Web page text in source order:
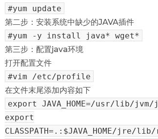
#yum update
第二步：安装系统中缺少的JAVA插件
#yum -y install java* wget*
第三步：配置java环境
打开配置文件
#vim /etc/profile
在文件末尾添加内容如下
export JAVA_HOME=/usr/lib/
export
CLASSPATH=.:$JAVA_HOME/